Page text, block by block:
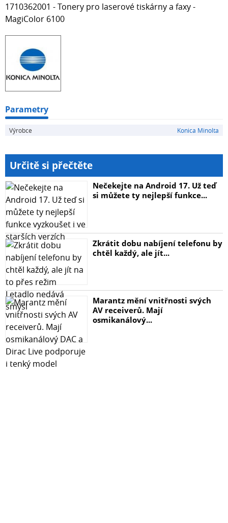
1710362001 - Tonery pro laserové tiskárny a faxy -
MagiColor 6100
Parametry
Výrobce Konica Minolta
Určitě si přečtěte
Nečekejte na Android 17. Už teď
si můžete ty nejlepší funkce...
Zkrátit dobu nabíjení telefonu by
chtěl každý, ale jít...
Marantz mění vnitřnosti svých
AV receiverů. Mají
osmikanálový...